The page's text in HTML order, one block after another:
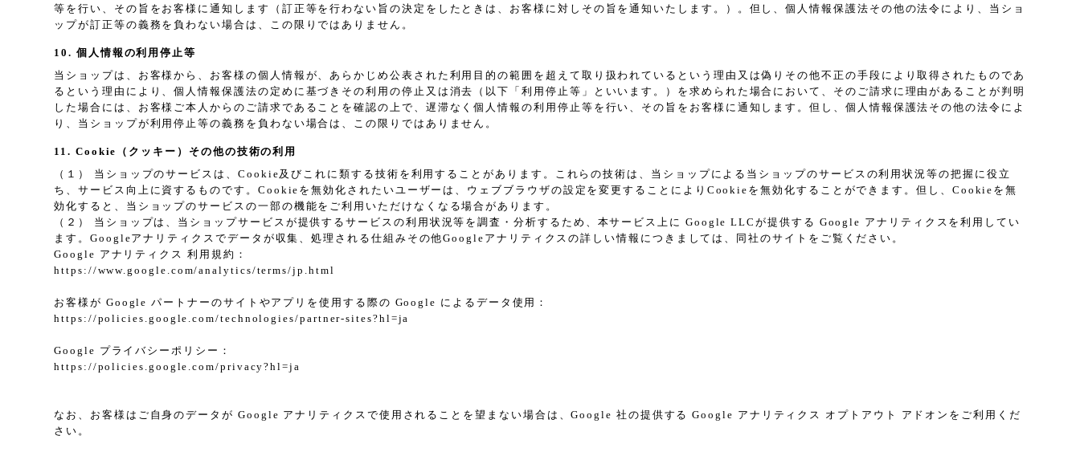
等を行い、その旨をお客様に通知します（訂正等を行わない旨の決定をしたときは、お客様に対しその旨を通知いたします。）。但し、個人情報保護法その他の法令により、当ショ
ップが訂正等の義務を負わない場合は、この限りではありません。
10. 個人情報の利用停止等
当ショップは、お客様から、お客様の個人情報が、あらかじめ公表された利用目的の範囲を超えて取り扱われているという理由又は偽りその他不正の手段により取得されたものであ
るという理由により、個人情報保護法の定めに基づきその利用の停止又は消去（以下「利用停止等」といいます。）を求められた場合において、そのご請求に理由があることが判明
した場合には、お客様ご本人からのご請求であることを確認の上で、遅滞なく個人情報の利用停止等を行い、その旨をお客様に通知します。但し、個人情報保護法その他の法令によ
り、当ショップが利用停止等の義務を負わない場合は、この限りではありません。
11. Cookie（クッキー）その他の技術の利用
（１） 当ショップのサービスは、Cookie及びこれに類する技術を利用することがあります。これらの技術は、当ショップによる当ショップのサービスの利用状況等の把握に役立
ち、サービス向上に資するものです。Cookieを無効化されたいユーザーは、ウェブブラウザの設定を変更することによりCookieを無効化することができます。但し、Cookieを無
効化すると、当ショップのサービスの一部の機能をご利用いただけなくなる場合があります。
（２） 当ショップは、当ショップサービスが提供するサービスの利用状況等を調査・分析するため、本サービス上に Google LLCが提供する Google アナリティクスを利用してい
ます。Googleアナリティクスでデータが収集、処理される仕組みその他Googleアナリティクスの詳しい情報につきましては、同社のサイトをご覧ください。
Google アナリティクス 利用規約：
https://www.google.com/analytics/terms/jp.html
お客様が Google パートナーのサイトやアプリを使用する際の Google によるデータ使用：
https://policies.google.com/technologies/partner-sites?hl=ja
Google プライバシーポリシー：
https://policies.google.com/privacy?hl=ja
なお、お客様はご自身のデータが Google アナリティクスで使用されることを望まない場合は、Google 社の提供する Google アナリティクス オプトアウト アドオンをご利用くだ
さい。